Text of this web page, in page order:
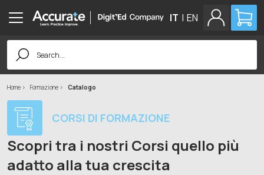
IT | EN
Search
for:
Home Formazione Catalogo
CORSI DI FORMAZIONE
Scopri tra i nostri Corsi quello più
adatto alla tua crescita